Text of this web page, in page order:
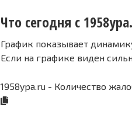
Что сегодня с
График показывает
Если на графике виден
1958ypa.ru - Количество